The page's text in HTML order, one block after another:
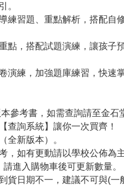
。
練習題、重點解析，搭配自
點，搭配試題演練，讓孩子
演練，加強題庫練習，快速
參考書，如需查詢請至金石
查詢系統】讓你一次買齊！
全新版本）。
，如有更動請以學校公佈為主
進入購物車後可更新數量。
貨日期不一，建議不可與(一